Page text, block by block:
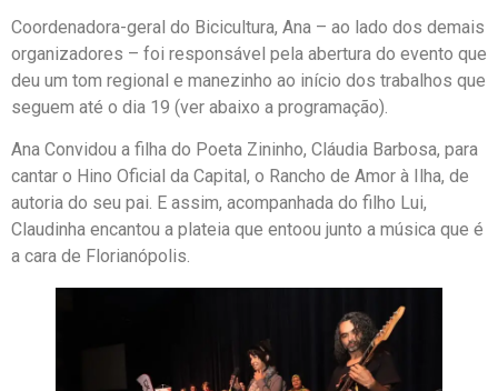
Coordenadora-geral do Bicicultura, Ana – ao lado dos demais
organizadores – foi responsável pela abertura do evento que
deu um tom regional e manezinho ao início dos trabalhos que
seguem até o dia 19 (ver abaixo a programação).
Ana Convidou a filha do Poeta Zininho, Cláudia Barbosa, para
cantar o Hino Oficial da Capital, o Rancho de Amor à Ilha, de
autoria do seu pai. E assim, acompanhada do filho Lui,
Claudinha encantou a plateia que entoou junto a música que é
a cara de Florianópolis.